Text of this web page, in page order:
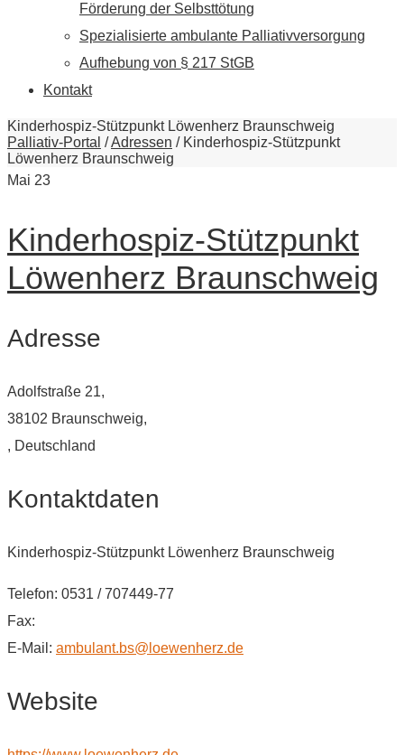
Förderung der Selbsttötung
Spezialisierte ambulante Palliativversorgung
Aufhebung von § 217 StGB
Kontakt
Kinderhospiz-Stützpunkt Löwenherz Braunschweig
Palliativ-Portal /Adressen / Kinderhospiz-Stützpunkt
Löwenherz Braunschweig
Mai 23
Kinderhospiz-Stützpunkt
Löwenherz Braunschweig
Adresse
Adolfstraße 21,
38102 Braunschweig,
, Deutschland
Kontaktdaten
Kinderhospiz-Stützpunkt Löwenherz Braunschweig
Telefon: 0531 / 707449-77
Fax:
E-Mail: ambulant.bs@loewenherz.de
Website